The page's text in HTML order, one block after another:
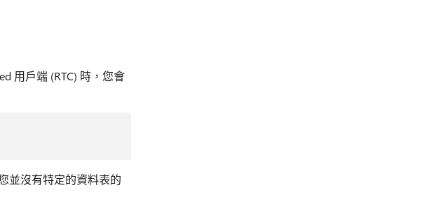
用戶端 (RTC) 時，您會
並沒有特定的資料表的